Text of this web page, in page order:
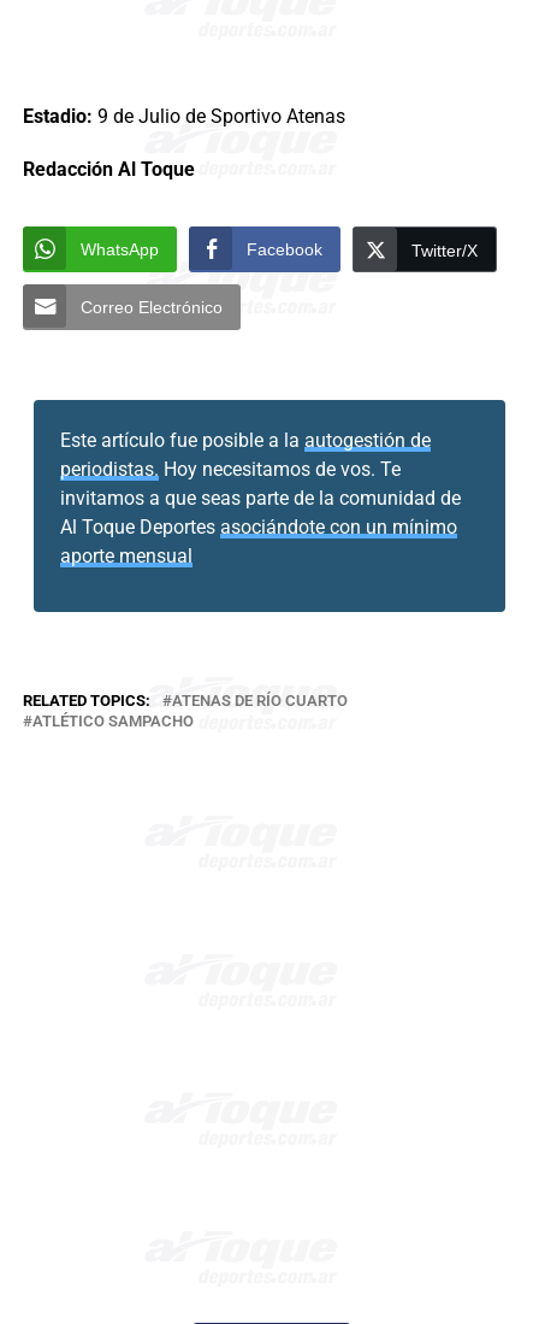
Estadio: 9 de Julio de Sportivo Atenas
Redacción Al Toque
WhatsApp Facebook Twitter/X
Correo Electrónico
Este artículo fue posible a la autogestión de
periodistas. Hoy necesitamos de vos. Te
invitamos a que seas parte de la comunidad de
Al Toque Deportes asociándote con un mínimo
aporte mensual
RELATED TOPICS:
ATENAS DE RÍO CUARTO
ATLÉTICO SAMPACHO